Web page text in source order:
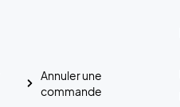
Annuler une
commande